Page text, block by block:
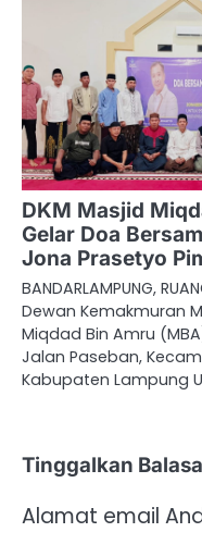
DKM Masjid
Gelar Doa
Jona Prasetyo
BANDARLAMPUNG,
Dewan Kemakmuran
Miqdad Bin Amru
Jalan Paseban,
Kabupaten Lampung
Tinggalkan
Alamat email